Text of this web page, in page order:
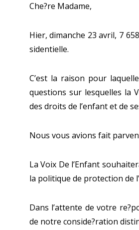
Che?re Madame,
Hier, dimanche 23 avril, 7
sidentielle.
C’est la raison pour
questions sur lesquelles la
des droits de l’enfant et de
Nous vous avions fait
La Voix De l’Enfant
la politique de protection de
Dans l’attente de votre
de notre conside?ration